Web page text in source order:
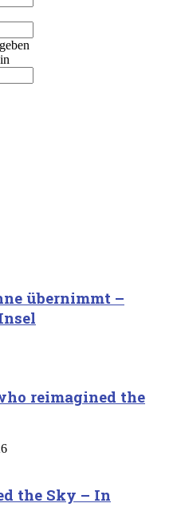
übernimmt –
reimagined the
the Sky – In